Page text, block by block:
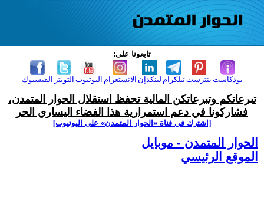
تابعونا على:
الفيسبوك التويتر اليوتيوب الانستغرام لينكدإن تيلكرامبنترست بودكاست
تبرعاتكم وتبرعاتكن المالية تحفظ استقلال الحوار المتمدن،
فشاركونا في دعم استمرارية هذا الفضاء اليساري الحر
[اشترك في قناة ‫«الحوار المتمدن» على اليوتيوب]
الحوار المتمدن - موبايل
الموقع الرئيسي